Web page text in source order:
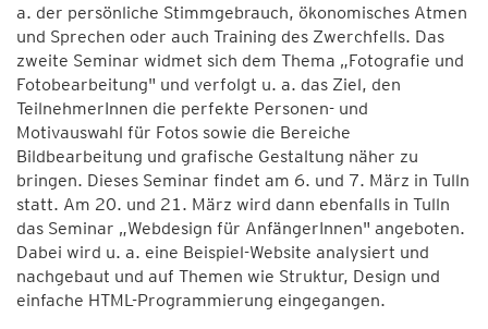
a. der persönliche Stimmgebrauch, ökonomisches Atmen
und Sprechen oder auch Training des Zwerchfells. Das
zweite Seminar widmet sich dem Thema „Fotografie und
Fotobearbeitung" und verfolgt u. a. das Ziel, den
TeilnehmerInnen die perfekte Personen- und
Motivauswahl für Fotos sowie die Bereiche
Bildbearbeitung und grafische Gestaltung näher zu
bringen. Dieses Seminar findet am 6. und 7. März in Tulln
statt. Am 20. und 21. März wird dann ebenfalls in Tulln
das Seminar „Webdesign für AnfängerInnen" angeboten.
Dabei wird u. a. eine Beispiel-Website analysiert und
nachgebaut und auf Themen wie Struktur, Design und
einfache HTML-Programmierung eingegangen.